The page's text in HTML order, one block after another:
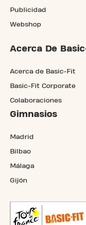
Publicidad
Webshop
Acerca De
Acerca de Basic-Fit
Basic-Fit Corporate
Colaboraciones
Gimnasios
Madrid
Bilbao
Málaga
Gijón